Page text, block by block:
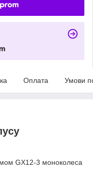
Оплата Умови
GX12-3 моноколеса